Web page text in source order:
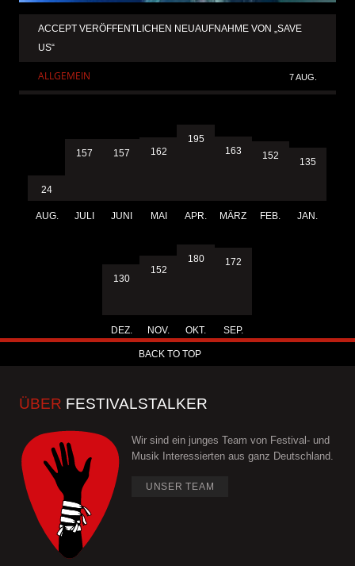
ACCEPT VERÖFFENTLICHEN NEUAUFNAHME VON „SAVE
US“
ALLGEMEIN 7 AUG.
24
AUG.
157
JULI
157
JUNI
162
MAI
195
APR.
163
MÄRZ
152
FEB.
135
JAN.
130
DEZ.
152
NOV.
180
OKT.
172
SEP.
BACK TO TOP
ÜBER FESTIVALSTALKER
Wir sind ein junges Team von Festival- und
Musik Interessierten aus ganz Deutschland.
UNSER TEAM